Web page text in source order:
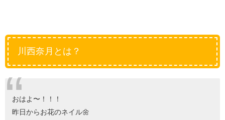
川西奈月とは？
おはよ〜！！！
昨日からお花のネイル🌼